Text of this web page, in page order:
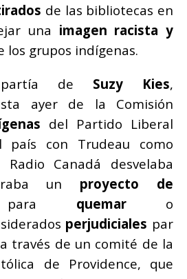
de las bibliotecas en
una imagen racista y
los grupos indígenas.
partía de Suzy Kies,
ayer de la Comisión
del Partido Liberal
país con Trudeau como
Canadá desvelaba
un proyecto de
quemaro
perjudiciales par
través de un comité de la
de Providence, que